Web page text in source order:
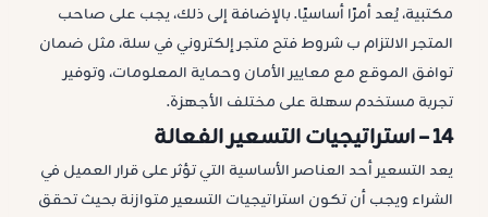
مكتبية، يُعد أمرًا أساسيًا. بالإضافة إلى ذلك، يجب على صاحب
المتجر الالتزام ب شروط فتح متجر إلكتروني في سلة، مثل ضمان
توافق الموقع مع معايير الأمان وحماية المعلومات، وتوفير
تجربة مستخدم سهلة على مختلف الأجهزة.
14 – استراتيجيات التسعير الفعالة
يعد التسعير أحد العناصر الأساسية التي تؤثر على قرار العميل في
الشراء ويجب أن تكون استراتيجيات التسعير متوازنة بحيث تحقق